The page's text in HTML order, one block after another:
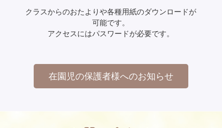
クラスからのおたよりや各種用紙のダウンロードが
可能です。
アクセスにはパスワードが必要です。
在園児の保護者様へのお知らせ